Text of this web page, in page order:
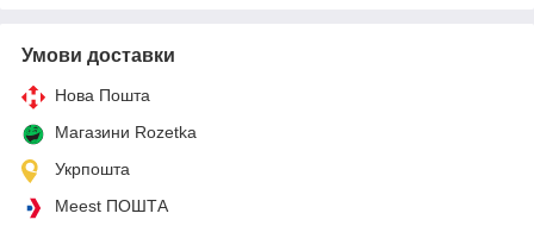
Умови доставки
Нова Пошта
Магазини Rozetka
Укрпошта
Meest ПОШТА